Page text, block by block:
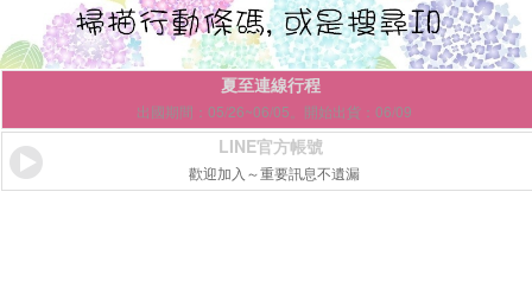
夏至連線行程
出國期間：05/26~06/05。開始出貨：06/09
LINE官方帳號
歡迎加入～重要訊息不遺漏